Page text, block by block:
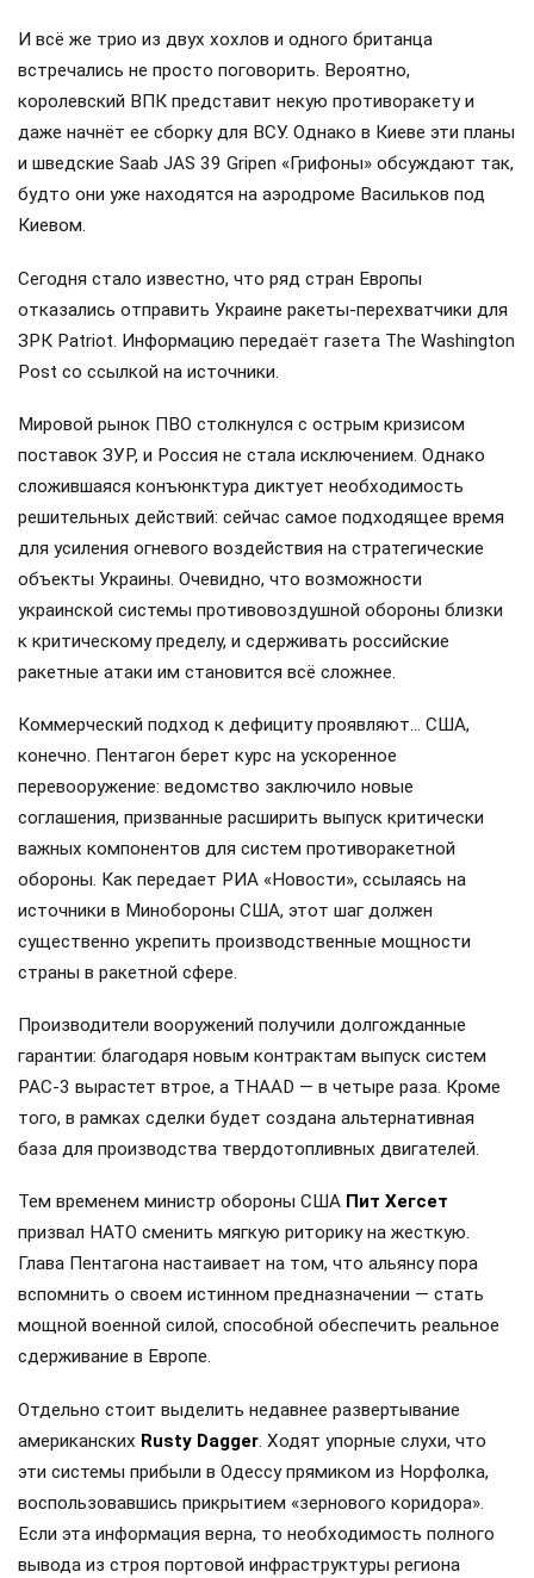
И всё же трио из двух хохлов и одного британца
встречались не просто поговорить. Вероятно,
королевский ВПК представит некую противоракету и
даже начнёт ее сборку для ВСУ. Однако в Киеве эти планы
и шведские Saab JAS 39 Gripen «Грифоны» обсуждают так,
будто они уже находятся на аэродроме Васильков под
Киевом.
Сегодня стало известно, что ряд стран Европы
отказались отправить Украине ракеты-перехватчики для
ЗРК Patriot. Информацию передаёт газета The Washington
Post со ссылкой на источники.
Мировой рынок ПВО столкнулся с острым кризисом
поставок ЗУР, и Россия не стала исключением. Однако
сложившаяся конъюнктура диктует необходимость
решительных действий: сейчас самое подходящее время
для усиления огневого воздействия на стратегические
объекты Украины. Очевидно, что возможности
украинской системы противовоздушной обороны близки
к критическому пределу, и сдерживать российские
ракетные атаки им становится всё сложнее.
Коммерческий подход к дефициту проявляют… США,
конечно. Пентагон берет курс на ускоренное
перевооружение: ведомство заключило новые
соглашения, призванные расширить выпуск критически
важных компонентов для систем противоракетной
обороны. Как передает РИА «Новости», ссылаясь на
источники в Минобороны США, этот шаг должен
существенно укрепить производственные мощности
страны в ракетной сфере.
Производители вооружений получили долгожданные
гарантии: благодаря новым контрактам выпуск систем
PAC-3 вырастет втрое, а THAAD — в четыре раза. Кроме
того, в рамках сделки будет создана альтернативная
база для производства твердотопливных двигателей.
Тем временем министр обороны США Пит Хегсет
призвал НАТО сменить мягкую риторику на жесткую.
Глава Пентагона настаивает на том, что альянсу пора
вспомнить о своем истинном предназначении — стать
мощной военной силой, способной обеспечить реальное
сдерживание в Европе.
Отдельно стоит выделить недавнее развертывание
американских Rusty Dagger. Ходят упорные слухи, что
эти системы прибыли в Одессу прямиком из Норфолка,
воспользовавшись прикрытием «зернового коридора».
Если эта информация верна, то необходимость полного
вывода из строя портовой инфраструктуры региона